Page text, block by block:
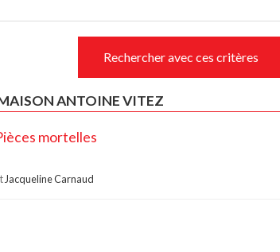
Rechercher avec ces critères
ANTOINE VITEZ
mortelles
Jacqueline Carnaud